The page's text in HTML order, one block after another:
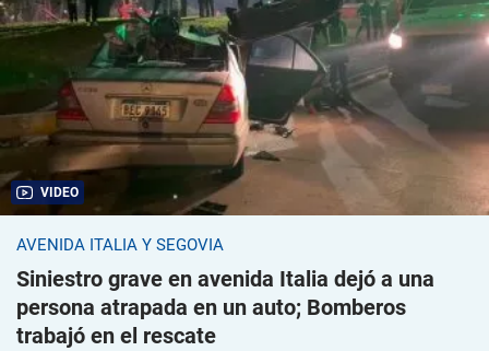
VIDEO
AVENIDA ITALIA Y SEGOVIA
Siniestro grave en avenida Italia dejó a una
persona atrapada en un auto; Bomberos
trabajó en el rescate